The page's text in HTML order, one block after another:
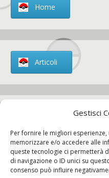
Gestisci
Per fornire le migliori
memorizzare e/o accedere alle
queste tecnologie ci permetterà
di navigazione o ID unici su
consenso può influire
Home
Articoli